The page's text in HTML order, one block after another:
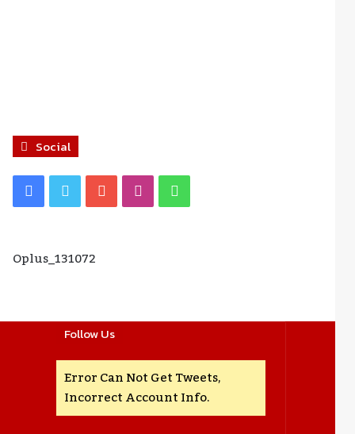
Social
Facebook
Twitter YouTubeInstagram
Oplus_131072
Follow Us
Error Can Not Get Tweets,
Incorrect Account Info.